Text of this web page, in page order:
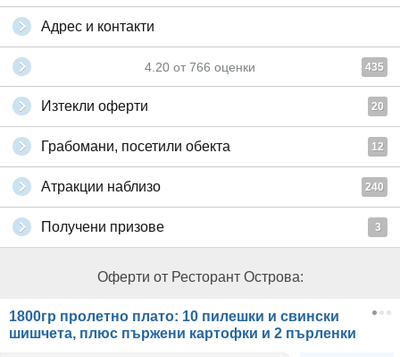
Адрес и контакти
4.20 от 766 оценки 435
Изтекли оферти 20
Грабомани, посетили обекта 12
Атракции наблизо 240
Получени призове 3
Оферти от Ресторант Острова:
1800гр пролетно плато: 10 пилешки и свински
шишчета, плюс пържени картофки и 2 пърленки